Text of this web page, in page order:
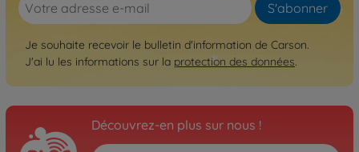
S'abonner
Je souhaite recevoir le bulletin d'information de Carson.
J'ai lu les informations sur la protection des données.
Découvrez-en plus sur nous !